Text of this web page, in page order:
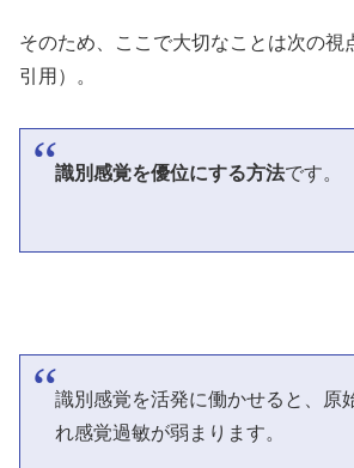
そのため、ここで大切なことは次の視
引用）。
識別感覚を優位にする方法です。
識別感覚を活発に働かせると、原
れ感覚過敏が弱まります。